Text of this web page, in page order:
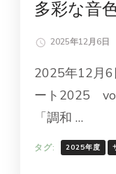
多彩な音
2025年12月6日
2025年12月6
ート2025
「調和 …
タグ: 2025年度